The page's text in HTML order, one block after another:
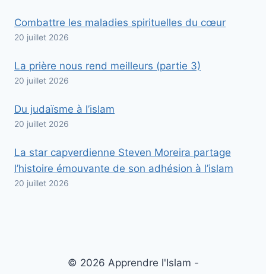
Combattre les maladies spirituelles du cœur
20 juillet 2026
La prière nous rend meilleurs (partie 3)
20 juillet 2026
Du judaïsme à l’islam
20 juillet 2026
La star capverdienne Steven Moreira partage
l’histoire émouvante de son adhésion à l’islam
20 juillet 2026
© 2026 Apprendre l'Islam -